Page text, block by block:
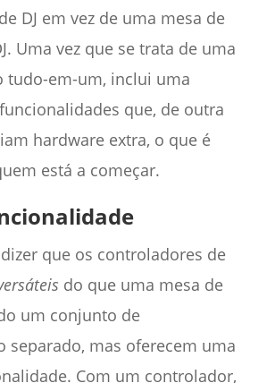
DJ em vez de uma mesa de
Uma vez que se trata de uma
tudo-em-um, inclui uma
que, de outra
hardware extra, o que é
está a começar.
que os controladores de
do que uma mesa de
um conjunto de
separado, mas oferecem uma
Com um controlador,